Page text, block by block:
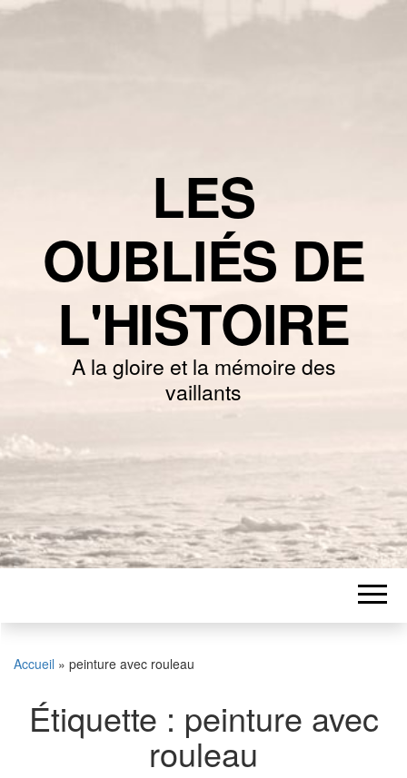
LES
OUBLIÉS DE
L'HISTOIRE
A la gloire et la mémoire des
vaillants
Accueil » peinture avec rouleau
Étiquette : peinture avec
rouleau